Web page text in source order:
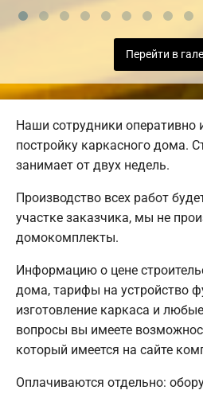
Перейти в
Наши сотрудники оперативно
постройку каркасного дома.
занимает от двух недель.
Производство всех работ
участке заказчика, мы не
домокомплекты.
Информацию о цене
дома, тарифы на устройство
изготовление каркаса и
вопросы вы имеете
который имеется на сайте
Оплачиваются отдельно: